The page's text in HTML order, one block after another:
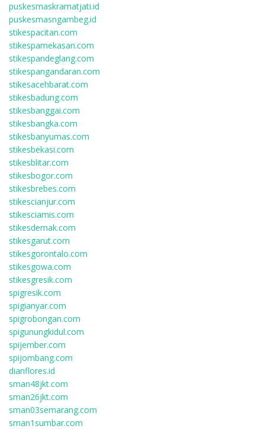
puskesmaskramatjati.id
puskesmasngambeg.id
stikespacitan.com
stikespamekasan.com
stikespandeglang.com
stikespangandaran.com
stikesacehbarat.com
stikesbadung.com
stikesbanggai.com
stikesbangka.com
stikesbanyumas.com
stikesbekasi.com
stikesblitar.com
stikesbogor.com
stikesbrebes.com
stikescianjur.com
stikesciamis.com
stikesdemak.com
stikesgarut.com
stikesgorontalo.com
stikesgowa.com
stikesgresik.com
spigresik.com
spigianyar.com
spigrobongan.com
spigunungkidul.com
spijember.com
spijombang.com
dianflores.id
sman48jkt.com
sman26jkt.com
sman03semarang.com
sman1sumbar.com